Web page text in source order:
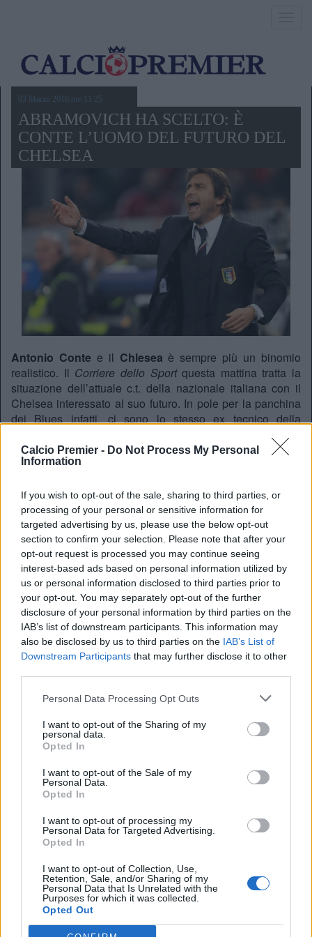
Calcio Premier - Do Not Process My Personal
Information
If you wish to opt-out of the sale, sharing to third parties, or
processing of your personal or sensitive information for
targeted advertising by us, please use the below opt-out
section to confirm your selection. Please note that after your
opt-out request is processed you may continue seeing
interest-based ads based on personal information utilized by
us or personal information disclosed to third parties prior to
your opt-out. You may separately opt-out of the further
disclosure of your personal information by third parties on the
IAB’s list of downstream participants. This information may
also be disclosed by us to third parties on the IAB’s List of
Downstream Participants that may further disclose it to other
Personal Data Processing Opt Outs
I want to opt-out of the Sharing of my
personal data.
Opted In
I want to opt-out of the Sale of my
Personal Data.
Opted In
I want to opt-out of processing my
Personal Data for Targeted Advertising.
Opted In
I want to opt-out of Collection, Use,
Retention, Sale, and/or Sharing of my
Personal Data that Is Unrelated with the
Purposes for which it was collected.
Opted Out
03 Marzo 2016,ore 11.25
ABRAMOVICH HA SCELTO: È
CONTE L’UOMO DEL FUTURO DEL
CHELSEA
Antonio Conte e il Chlesea è sempre più un binomio
realistico. Il Corriere dello Sportquesta mattina tratta la
situazione dell’attuale c.t. della nazionale italiana con il
Chelsea interessato al suo futuro. In pole per la panchina
dei Blues infatti, ci sono lo stesso ex tecnico della
Juventus e l’attuale tecnico dell’Atletico Madrid Diego
Simeone. Secondo il quotidiano però, Roman Abramovich
vorrebbe alla guida della sua squadra Conte e avrebbe
suoi stessi giocatori.
REDAZIONE
Twitter @Calciopremier
Anno di Fondazione:
Stadio:
Città:Londra
Presidente:Todd Boehly
ALBO D'ORO
Premier League:
FA Cup:8
League Cup:5
FA Community Shield:4
Champions League:
Supercoppa Europea:2